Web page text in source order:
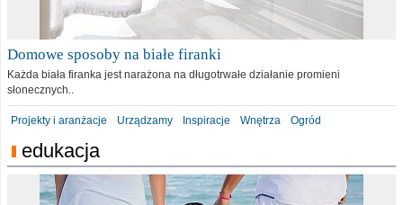
Domowe sposoby na białe firanki
Każda biała firanka jest narażona na długotrwałe działanie promieni
słonecznych..
Projekty i aranżacje Urządzamy Inspiracje Wnętrza Ogród
edukacja